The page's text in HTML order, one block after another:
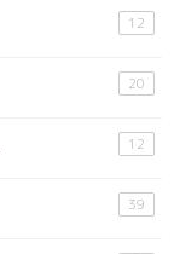
12
20
12
39